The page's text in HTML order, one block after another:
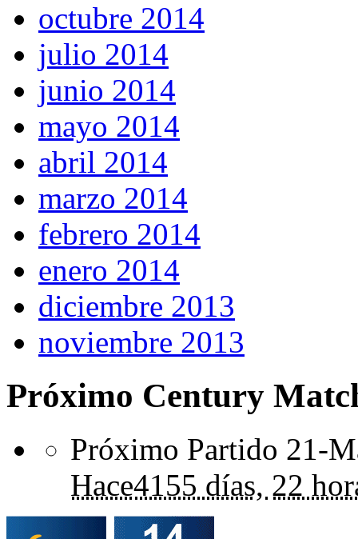
octubre 2014
julio 2014
junio 2014
mayo 2014
abril 2014
marzo 2014
febrero 2014
enero 2014
diciembre 2013
noviembre 2013
Próximo Century
Próximo Partido 21-
Hace4155 días, 22